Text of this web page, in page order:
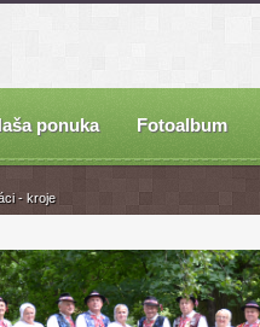
ponuka Fotoalbum
- kroje